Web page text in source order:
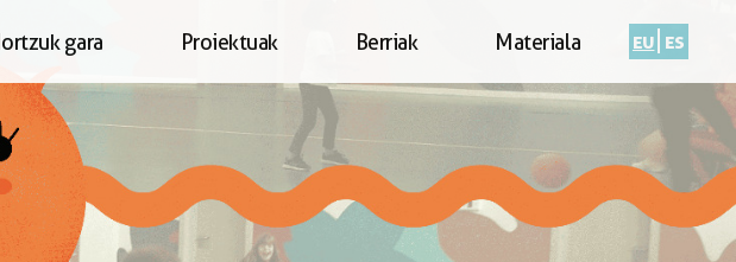
gara Proiektuak Berriak Materiala eu es